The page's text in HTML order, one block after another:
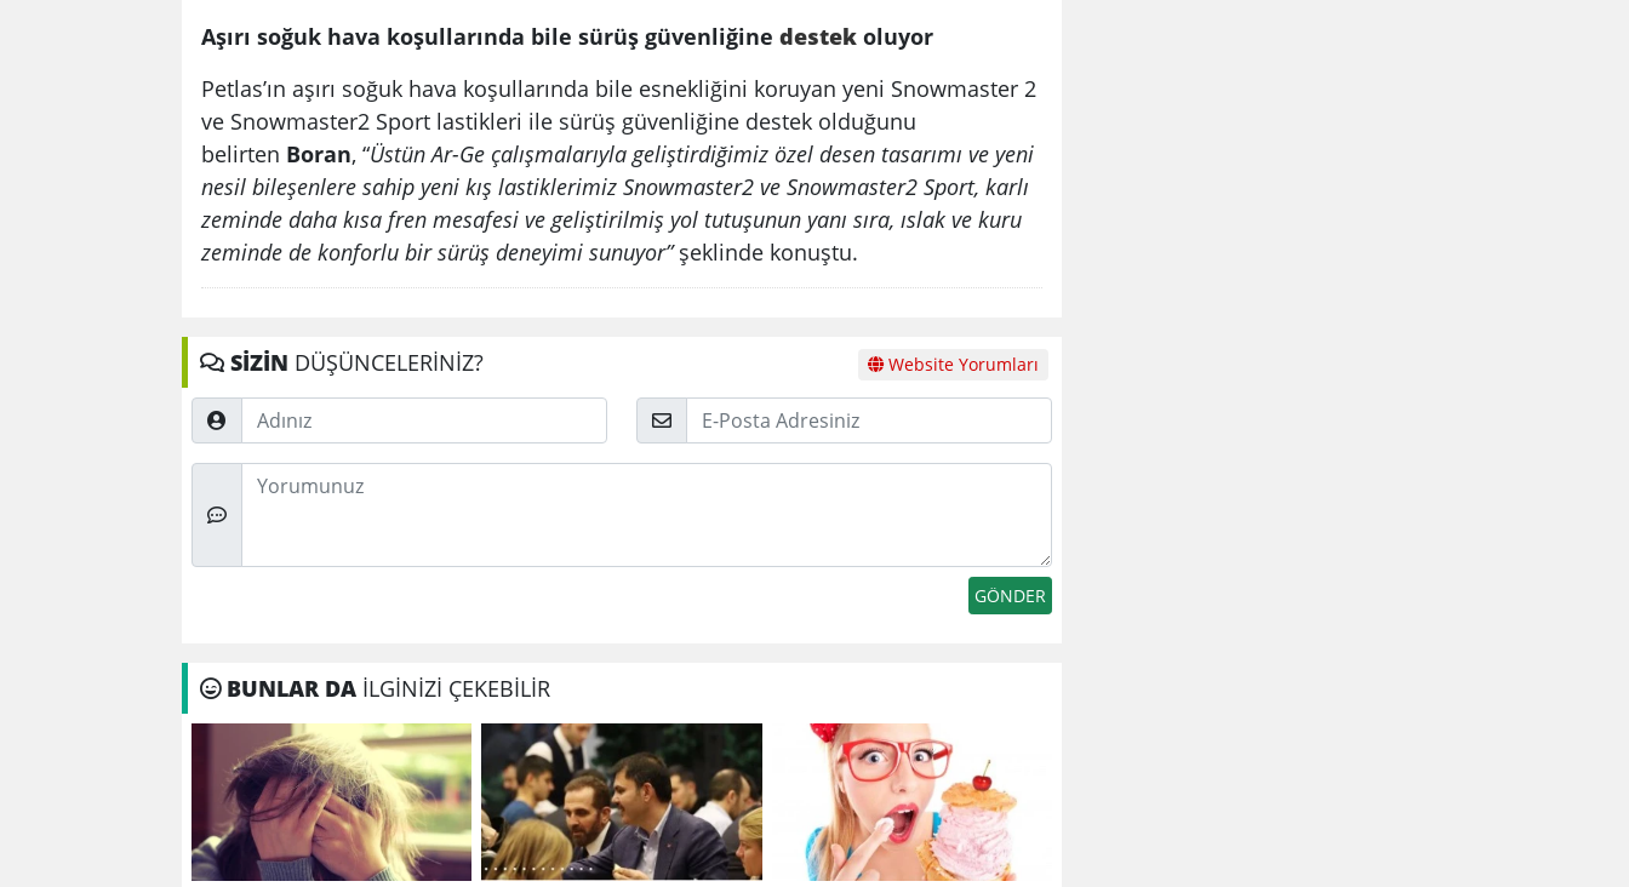
Aşırı soğuk hava koşullarında bile sürüş güvenliğine destek oluyor
Petlas’ın aşırı soğuk hava koşullarında bile esnekliğini koruyan yeni Snowmaster 2
ve Snowmaster2 Sport lastikleri ile sürüş güvenliğine destek olduğunu
belirten Boran, “Üstün Ar-Ge çalışmalarıyla geliştirdiğimiz özel desen tasarımı ve yeni
nesil bileşenlere sahip yeni kış lastiklerimiz Snowmaster2 ve Snowmaster2 Sport, karlı
zeminde daha kısa fren mesafesi ve geliştirilmiş yol tutuşunun yanı sıra, ıslak ve kuru
zeminde de konforlu bir sürüş deneyimi sunuyor”şeklinde konuştu.
SİZİN DÜŞÜNCELERİNİZ? Website Yorumları
Adınız
Posta
Düşünceleriniz
BUNLAR DA İLGİNİZİ ÇEKEBİLİR